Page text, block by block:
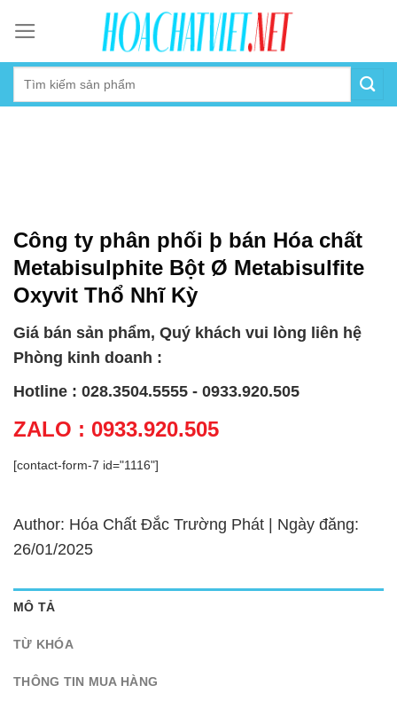
content
Công ty phân phối þ bán Hóa chất
Metabisulphite Bột Ø Metabisulfite
Oxyvit Thổ Nhĩ Kỳ
Giá bán sản phẩm, Quý khách vui lòng liên hệ
Phòng kinh doanh :
Hotline : 028.3504.5555 - 0933.920.505
ZALO : 0933.920.505
[contact-form-7 id="1116"]
Author: Hóa Chất Đắc Trường Phát | Ngày đăng:
26/01/2025
MÔ TẢ
TỪ KHÓA
THÔNG TIN MUA HÀNG